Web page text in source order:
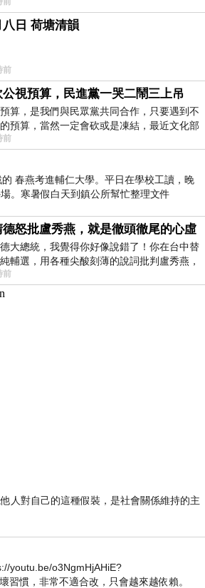
，說的這麼好聽，實際上根本沒做
八日 荷塘清韻
前
公視預算，民進黨一哭二鬧三上吊
算，是我們與民眾黨共同合作，只要遇到不
預算，當然一定會砍或是凍結，最近文化部
公視和Taiwan plus預算，在110年
前
的 春燕考進輔仁大學。平日在學校工讀，晚
。寒暑假白天到鎮公所幫忙整理文件
德怒批盧秀燕，就是徹頭徹尾的心虛
大總統，我覺得你好像說錯了！你在台中替
輔選，用各種尖酸刻薄的說詞批判盧秀燕，
政滿意度輸給陳其邁，甚至還說盧
前
人對自己的這種假裝，是社會關係維持的主
youtu.be/o3NgmHjAHiE?
習慣，非常不適合改，只會越來越依賴。